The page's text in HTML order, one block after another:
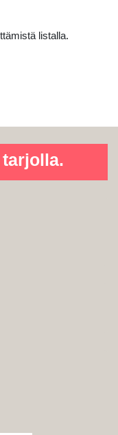
listalla.